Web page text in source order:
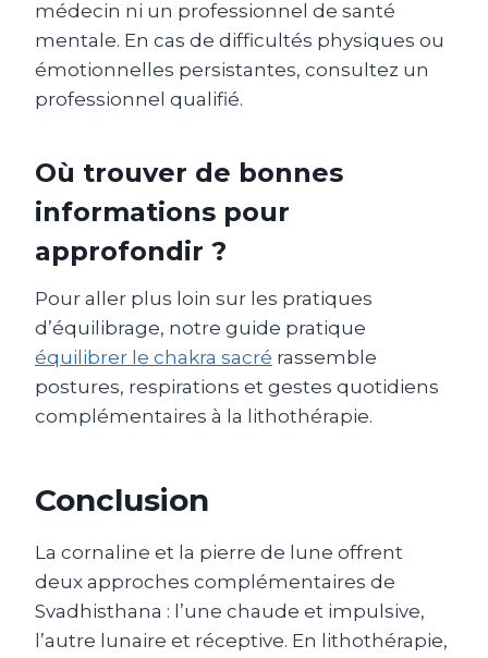
médecin ni un professionnel de santé
mentale. En cas de difficultés physiques ou
émotionnelles persistantes, consultez un
professionnel qualifié.
Où trouver de bonnes
informations pour
approfondir ?
Pour aller plus loin sur les pratiques
d’équilibrage, notre guide pratique
équilibrer le chakra sacré rassemble
postures, respirations et gestes quotidiens
complémentaires à la lithothérapie.
Conclusion
La cornaline et la pierre de lune offrent
deux approches complémentaires de
Svadhisthana : l’une chaude et impulsive,
l’autre lunaire et réceptive. En lithothérapie,